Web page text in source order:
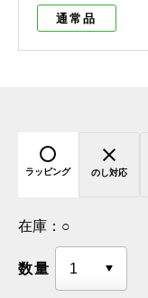
通常品
ラッピング のし対応
在庫： ○
数量